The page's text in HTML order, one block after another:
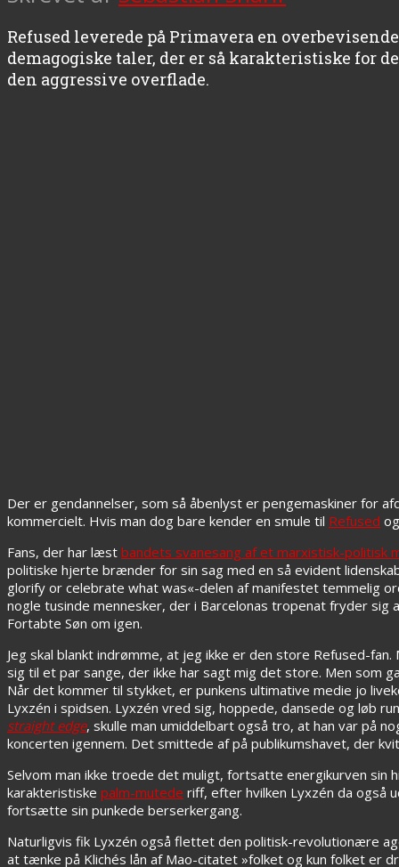
Refused leverede på Primavera en
demagogiske taler, der er så karakteristiske for
den aggressive overflade.
Der er gendannelser, som så åbenlyst er pengemaskiner for
kommercielt. Hvis man dog bare kender en smule til Refused
Fans, der har læst bandets svanesang af et marxistisk-politisk
politiske hjerte brænder for sin sag med en så evident
glorify or celebrate what was«-delen af manifestet temmelig
nogle tusinde mennesker, der i Barcelonas tropenat fryder
Fortabte Søn om igen.
Jeg skal blankt indrømme, at jeg ikke er den store Refused-
sig til et par sange, der ikke har sagt mig det store. Men som
Når det kommer til stykket, er punkens ultimative medie jo
Lyxzén i spidsen. Lyxzén vred sig, hoppede, dansede og løb
straight edge, skulle man umiddelbart også tro, at han var på
koncerten igennem. Det smittede af på publikumshavet, der
Selvom man ikke troede det muligt, fortsatte energikurven
karakteristiske palm-mutede riff, efter hvilken Lyxzén da også
fortsætte sin punkede berserkergang.
Naturligvis fik Lyxzén også flettet den politisk-revolutionære
at tænke på Klichés lån af Mao-citatet »folket og kun folket er